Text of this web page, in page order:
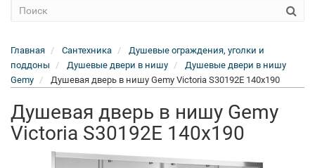
Главная Сантехника
Душевые ограждения, уголки и
поддоны
Душевые двери в нишу
Душевые двери в нишу
Gemy
Душевая дверь в нишу Gemy Victoria S30192E 140x190
Душевая дверь в нишу Gemy
Victoria S30192E 140x190